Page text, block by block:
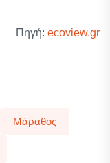
Πηγή: ecoview.gr
Μάραθος